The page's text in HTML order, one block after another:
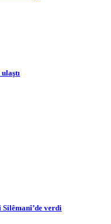
verdi